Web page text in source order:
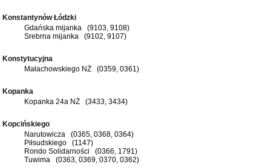
Konstantynów Łódzki
Gdańska mijanka (9103, 9108)
Srebrna mijanka (9102, 9107)
Konstytucyjna
Małachowskiego NŻ (0359, 0361)
Kopanka
Kopanka 24a NŻ (3433, 3434)
Kopcińskiego
Narutowicza (0365, 0368, 0364)
Piłsudskiego (1147)
Rondo Solidarności (0366, 1791)
Tuwima (0363, 0369, 0370, 0362)